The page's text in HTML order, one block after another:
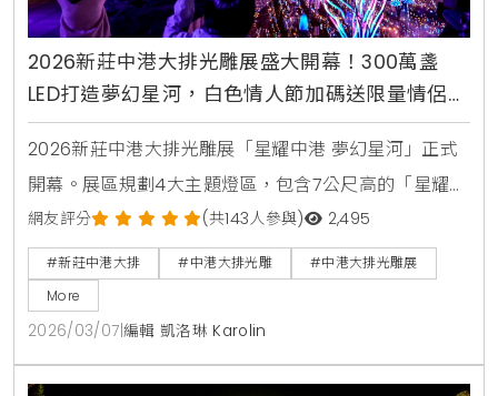
2026新莊中港大排光雕展盛大開幕！300萬盞
LED打造夢幻星河，白色情人節加碼送限量情侶鑰
匙圈
2026新莊中港大排光雕展「星耀中港 夢幻星河」正式
開幕。展區規劃4大主題燈區，包含7公尺高的「星耀之
樹」立體燈飾與300萬盞LED浪漫星河。活動期間設有
假日市集，3月14日白色情人節更推出限量的闖關紀念
品，是新北春季不可錯過的約會行程與打卡勝地。
網友評分 (共143人參與) 2,495
#新莊中港大排 #中港大排光雕
#中港大排光雕展
More
2026/03/07 編輯 凱洛琳 Karolin